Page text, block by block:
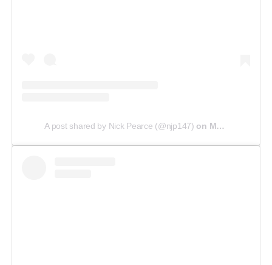
A post shared by Nick Pearce (@njp147) on Mar 31, 2018 at 4:43am PDT